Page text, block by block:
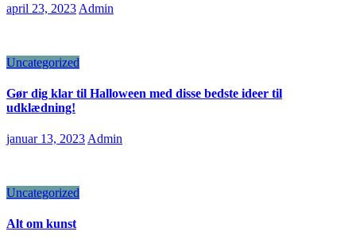
april 23, 2023 Admin
Uncategorized
Gør dig klar til Halloween med disse bedste ideer til
udklædning!
januar 13, 2023 Admin
Uncategorized
Alt om kunst